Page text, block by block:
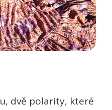
dvě polarity, které